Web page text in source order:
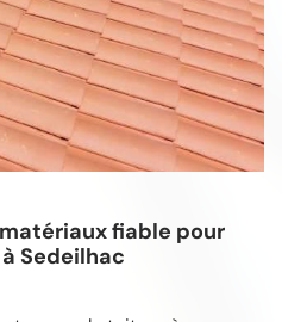
fiable pour
Sedeilhac